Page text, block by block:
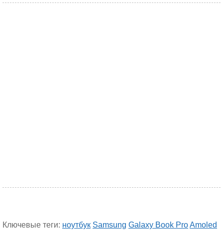
Ключевые теги: ноутбук Samsung Galaxy Book ProAmoled